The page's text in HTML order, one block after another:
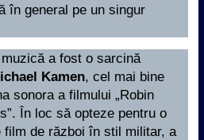
în general pe un singur
a fost o sarcină
Kamen, cel mai bine
sonora a filmului „Robin
În loc să opteze pentru o
film de război în stil militar, a